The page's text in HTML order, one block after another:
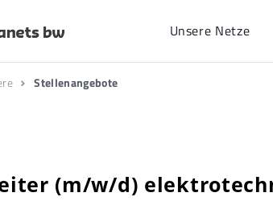
Unsere Netze
Stellenangebote
(m/w/d)